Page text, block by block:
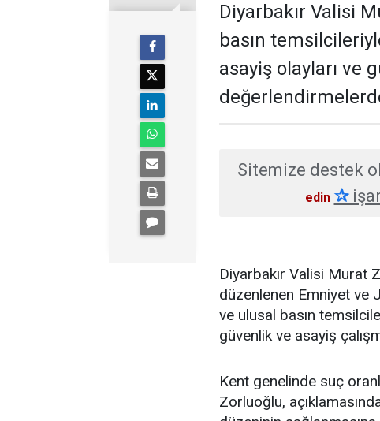
Diyarbakır Valisi
basın
asayiş olayları ve
Sitemize destek
edin ✰
Diyarbakır Valisi Murat
düzenlenen Emniyet ve
ve ulusal basın
güvenlik ve asayiş
Kent genelinde suç
Zorluoğlu,